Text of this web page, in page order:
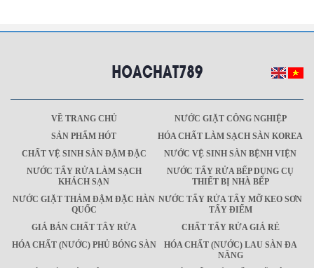
VỀ TRANG CHỦ
NƯỚC GIẶT CÔNG NGHIỆP
SẢN PHẨM HÓT
HÓA CHẤT LÀM SẠCH SÀN KOREA
CHẤT VỆ SINH SÀN ĐẬM ĐẶC
NƯỚC VỆ SINH SÀN BỆNH VIỆN
NƯỚC TẨY RỬA LÀM SẠCH
KHÁCH SẠN
NƯỚC TẨY RỬA BẾP DỤNG CỤ
THIẾT BỊ NHÀ BẾP
NƯỚC GIẶT THẢM ĐẬM ĐẶC HÀN
QUỐC
NƯỚC TẨY RỬA TẨY MỠ KEO SƠN
TẨY ĐIỂM
GIÁ BÁN CHẤT TÂY RỬA
CHẤT TẨY RỬA GIÁ RẺ
HÓA CHẤT (NƯỚC) PHỦ BÓNG SÀN
HÓA CHẤT (NƯỚC) LAU SÀN ĐA
NĂNG